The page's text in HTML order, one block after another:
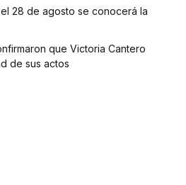
28 de agosto se conocerá la
que Victoria Cantero
de sus actos